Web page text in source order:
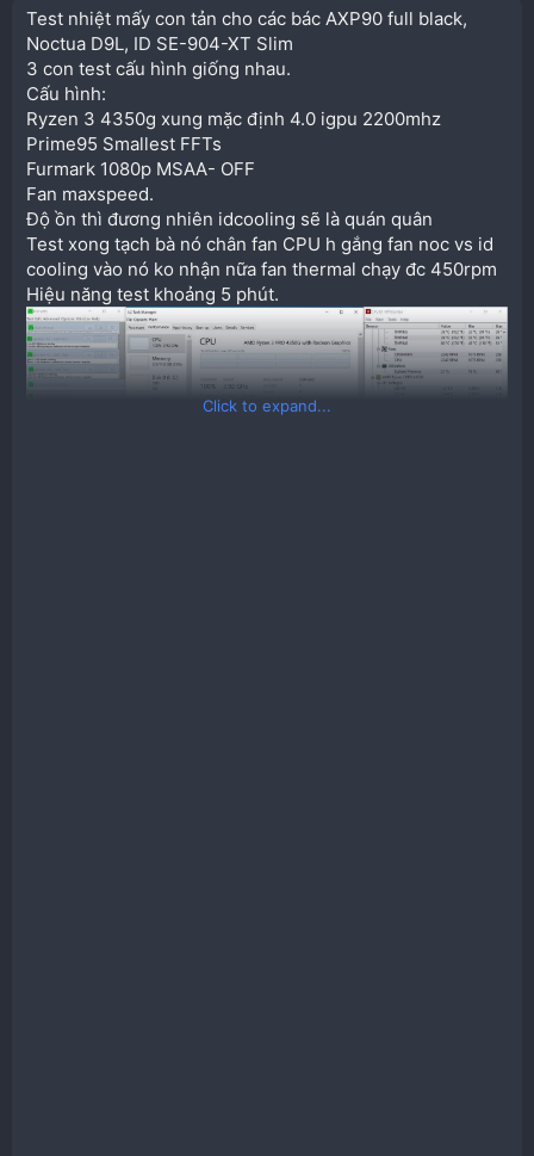
Test nhiệt mấy con tản cho các bác AXP90 full black,
Noctua D9L, ID SE-904-XT Slim
3 con test cấu hình giống nhau.
Cấu hình:
Ryzen 3 4350g xung mặc định 4.0 igpu 2200mhz
Prime95 Smallest FFTs
Furmark 1080p MSAA- OFF
Fan maxspeed.
Độ ồn thì đương nhiên idcooling sẽ là quán quân
Test xong tạch bà nó chân fan CPU h gắng fan noc vs id
cooling vào nó ko nhận nữa fan thermal chạy đc 450rpm
Hiệu năng test khoảng 5 phút.
Click to expand...